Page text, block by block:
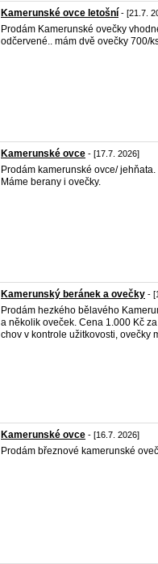
Kamerunské ovce letošní - [21.7.
Prodám Kamerunské ovečky
odčervené.. mám dvě ovečky 700/
Kamerunské ovce - [17.7. 2026]
Prodám kamerunské ovce/
Máme berany i ovečky.
Kamerunský beránek a ovečky -
Prodám hezkého bělavého
a několik oveček. Cena 1.000 Kč
chov v kontrole užitkovosti, ovečky
Kamerunské ovce - [16.7. 2026]
Prodám březnové kamerunské